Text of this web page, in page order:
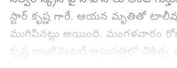
స్టార్ కృష్ణ గారే. ఆయన మృతితో
ముగిసినట్లు అయింది. మంగళవారం
కృష్ణ కాంటినెంటల్ ఆసుపత్రిలో చికిత్స